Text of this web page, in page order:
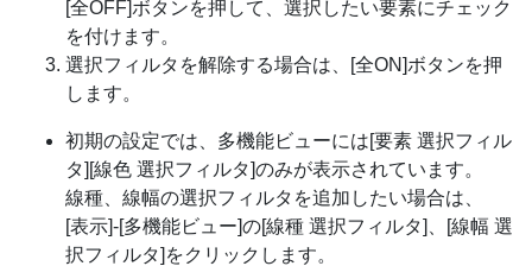
[全OFF]ボタンを押して、選択したい要素にチェック
を付けます。
選択フィルタを解除する場合は、[全ON]ボタンを押
します。
初期の設定では、多機能ビューには[要素 選択フィル
タ][線色 選択フィルタ]のみが表示されています。
線種、線幅の選択フィルタを追加したい場合は、
[表示]-[多機能ビュー]の[線種 選択フィルタ]、[線幅 選
択フィルタ]をクリックします。